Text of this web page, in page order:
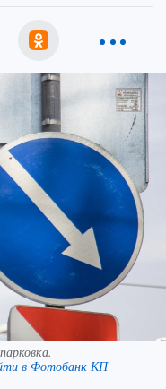
в Фотобанк КП